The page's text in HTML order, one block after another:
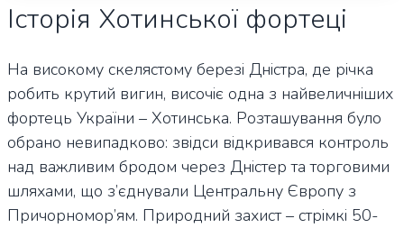
Історія Хотинської фортеці
На високому скелястому березі Дністра, де річка
робить крутий вигин, височіє одна з найвеличніших
фортець України – Хотинська. Розташування було
обрано невипадково: звідси відкривався контроль
над важливим бродом через Дністер та торговими
шляхами, що з’єднували Центральну Європу з
Причорномор’ям. Природний захист – стрімкі 50-